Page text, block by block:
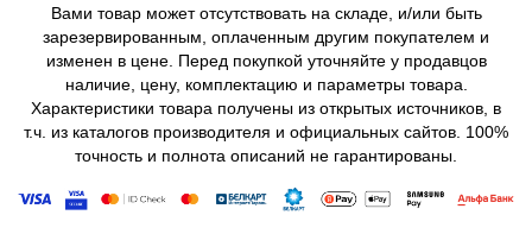
Вами товар может отсутствовать на складе, и/или быть
зарезервированным, оплаченным другим покупателем и
изменен в цене. Перед покупкой уточняйте у продавцов
наличие, цену, комплектацию и параметры товара.
Характеристики товара получены из открытых источников, в
т.ч. из каталогов производителя и официальных сайтов. 100%
точность и полнота описаний не гарантированы.